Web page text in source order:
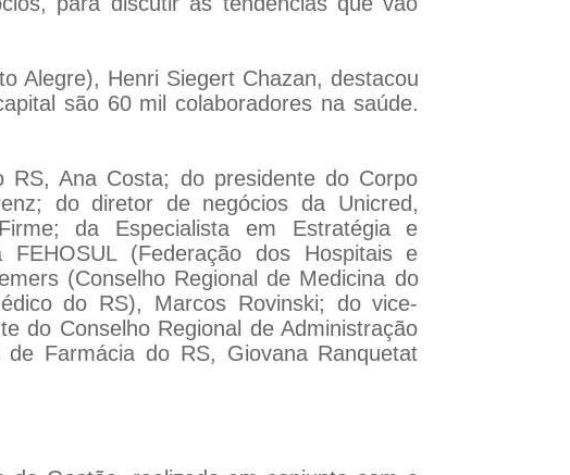
Alegre), Henri Siegert Chazan, destacou
são 60 mil colaboradores na saúde.
Ana Costa; do presidente do Corpo
do diretor de negócios da Unicred,
da Especialista em Estratégia e
(Federação dos Hospitais e
(Conselho Regional de Medicina do
do RS), Marcos Rovinski; do vice-
do Conselho Regional de Administração
Farmácia do RS, Giovana Ranquetat